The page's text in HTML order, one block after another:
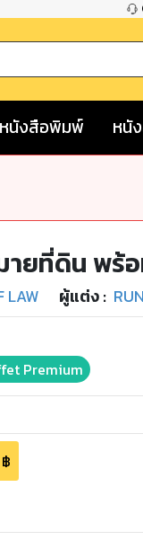
หนังสือพิมพ์ หนั
ายที่ดิน พร้
LAW ผู้แต่ง :
Premium
฿